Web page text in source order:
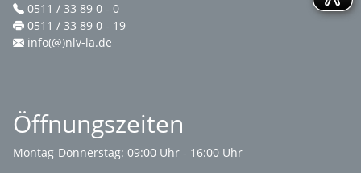
0511 / 33 89 0 - 0
0511 / 33 89 0 - 19
info(@)nlv-la.de
Öffnungszeiten
Montag-Donnerstag: 09:00 Uhr - 16:00 Uhr